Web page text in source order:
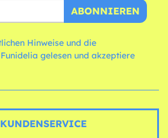
ABONNIEREN
Hinweise und die